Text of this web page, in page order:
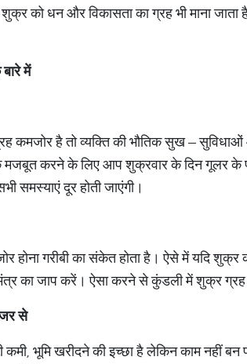
शुक्र को धन और विकासता का ग्रह भी माना
में
कमजोर है तो व्यक्ति की भौतिक सुख –
करने के लिए आप शुक्रवार के दिन गूलर के
दूर होती जाएंगी।
होना गरीबी का संकेत होता है। ऐसे में यदि
का जाप करें। ऐसा करने से कुंडली में शुक्र ग्रह
से
कमी, भूमि खरीदने की इच्छा है लेकिन काम नहीं